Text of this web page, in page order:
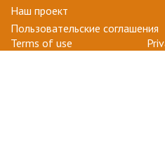
Наш проект
Пользовательские соглашения
Terms of use